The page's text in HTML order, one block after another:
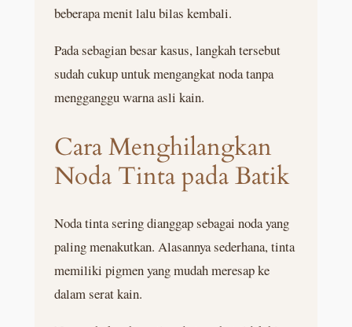
beberapa menit lalu bilas kembali.
Pada sebagian besar kasus, langkah tersebut
sudah cukup untuk mengangkat noda tanpa
mengganggu warna asli kain.
Cara Menghilangkan
Noda Tinta pada Batik
Noda tinta sering dianggap sebagai noda yang
paling menakutkan. Alasannya sederhana, tinta
memiliki pigmen yang mudah meresap ke
dalam serat kain.